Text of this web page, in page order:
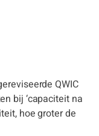
QWIC
bij ‘capaciteit na
hoe groter de